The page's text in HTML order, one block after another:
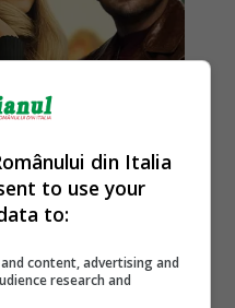
din Italia
to use your
to:
content, advertising and
research and